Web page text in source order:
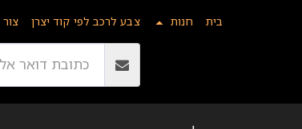
בית חנות צבע לרכב לפי קוד יצרן צור